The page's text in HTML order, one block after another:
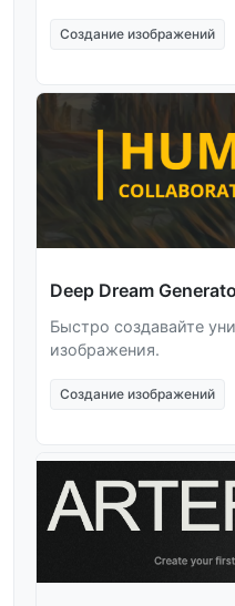
Создание изображений
Deep Dream
Быстро создавайте
изображения.
Создание изображений